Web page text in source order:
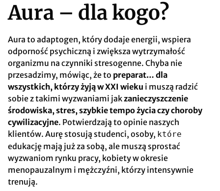
Aura – dla kogo?
Aura to adaptogen, który dodaje energii, wspiera
odporność psychiczną i zwiększa wytrzymałość
organizmu na czynniki stresogenne. Chyba nie
przesadzimy, mówiąc, że to preparat… dla
wszystkich, którzy żyją w XXI wieku i muszą radzić
sobie z takimi wyzwaniami jakzanieczyszczenie
środowiska, stres, szybkie tempo życia czy choroby
cywilizacyjne. Potwierdzają to opinie naszych
klientów. Aurę stosują studenci, osoby, które
edukację mają już za sobą, ale muszą sprostać
wyzwaniom rynku pracy, kobiety w okresie
menopauzalnym i mężczyźni, którzy intensywnie
trenują.